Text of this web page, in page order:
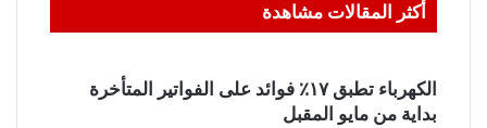
أكثر المقالات مشاهدة
الكهرباء تطبق ١٧٪ فوائد على الفواتير المتأخرة
بداية من مايو المقبل